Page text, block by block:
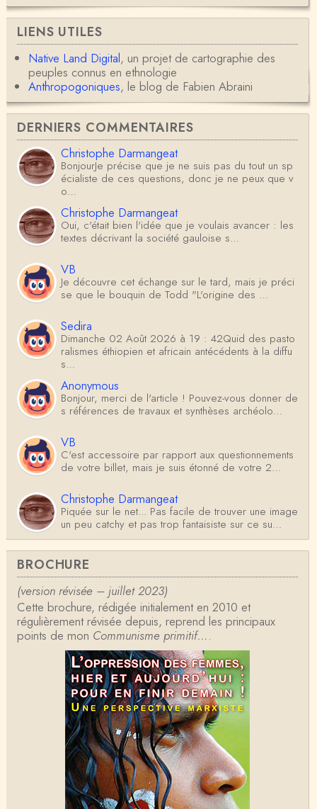
LIENS UTILES
Native Land Digital, un projet de cartographie des
peuples connus en ethnologie
Anthropogoniques, le blog de Fabien Abraini
DERNIERS COMMENTAIRES
Christophe Darmangeat
BonjourJe précise que je ne suis pas du tout un sp
écialiste de ces questions, donc je ne peux que v
o…
Christophe Darmangeat
Oui, c'était bien l'idée que je voulais avancer : les
textes décrivant la société gauloise s…
VB
Je découvre cet échange sur le tard, mais je préci
se que le bouquin de Todd "L'origine des …
Sedira
Dimanche 02 Août 2026 à 19 : 42Quid des pasto
ralismes éthiopien et africain antécédents à la diffu
s…
Anonymous
Bonjour, merci de l'article ! Pouvez-vous donner de
s références de travaux et synthèses archéolo…
VB
C'est accessoire par rapport aux questionnements
de votre billet, mais je suis étonné de votre 2…
Christophe Darmangeat
Piquée sur le net... Pas facile de trouver une image
un peu catchy et pas trop fantaisiste sur ce su…
Antoine
Je ne sais pas d'où sort l'illustration (générée par IA
?) mais les Germains construisaient-…
Christophe Darmangeat
La définition de Weber, qui dit que l'État détient le
monopole de la violence *légitime* répond …
Anonymous
Formidable et complexe sujet ; l'ancien professeur
d'histoire que je suis, Alsacien de surcr…
Tangui Przybylowski
Concernant Fustel de Coulanges, j'ai le souvenir
d'avoir lu, il y a près de 10 ans, un autre…
Jean-Paul Demoule
L'Etat ayant donc le monopole de la violence légiti
BROCHURE
(version révisée – juillet 2023)
Cette brochure, rédigée initialement en 2010 et
régulièrement révisée depuis, reprend les principaux
points de mon Communisme primitif….